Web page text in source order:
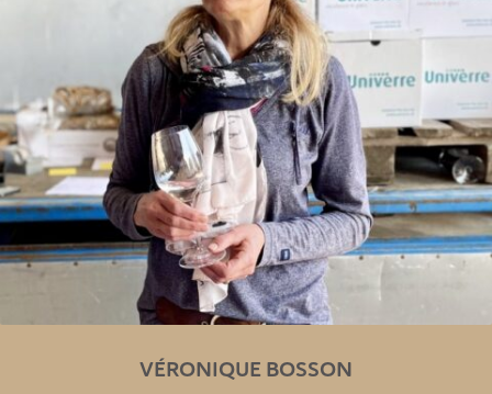
VÉRONIQUE BOSSON